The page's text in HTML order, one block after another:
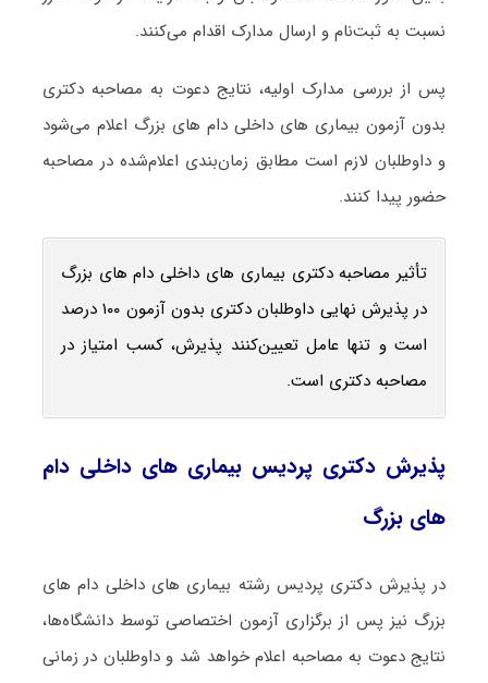
نسبت به ثبت‌نام و ارسال مدارک اقدام می‌کنند.
پس از بررسی مدارک اولیه، نتایج دعوت به مصاحبه دکتری
بدون آزمون بیماری ‌های داخلی دام‌ های بزرگ اعلام می‌شود
و داوطلبان لازم است مطابق زمان‌بندی اعلام‌شده در مصاحبه
حضور پیدا کنند.
تأثیر مصاحبه دکتری بیماری ‌های داخلی دام‌ های بزرگ
در پذیرش نهایی داوطلبان دکتری بدون آزمون ۱۰۰ درصد
است و تنها عامل تعیین‌کنند پذیرش، کسب امتیاز در
مصاحبه دکتری است.
پذیرش دکتری پردیس بیماری ‌های داخلی دام‌
های بزرگ
در پذیرش دکتری پردیس رشته بیماری ‌های داخلی دام‌ های
بزرگ نیز پس از برگزاری آزمون اختصاصی توسط دانشگاه‌ها،
نتایج دعوت به مصاحبه اعلام خواهد شد و داوطلبان در زمانی